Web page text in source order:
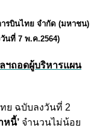
รบินไทย จำกัด (มหาชน)
นที่ 7 พ.ค.2564)
ฯถอดผู้บริหารแผน
ย ฉบับลงวันที่ 2
หนี้’ จำนวนไม่น้อย